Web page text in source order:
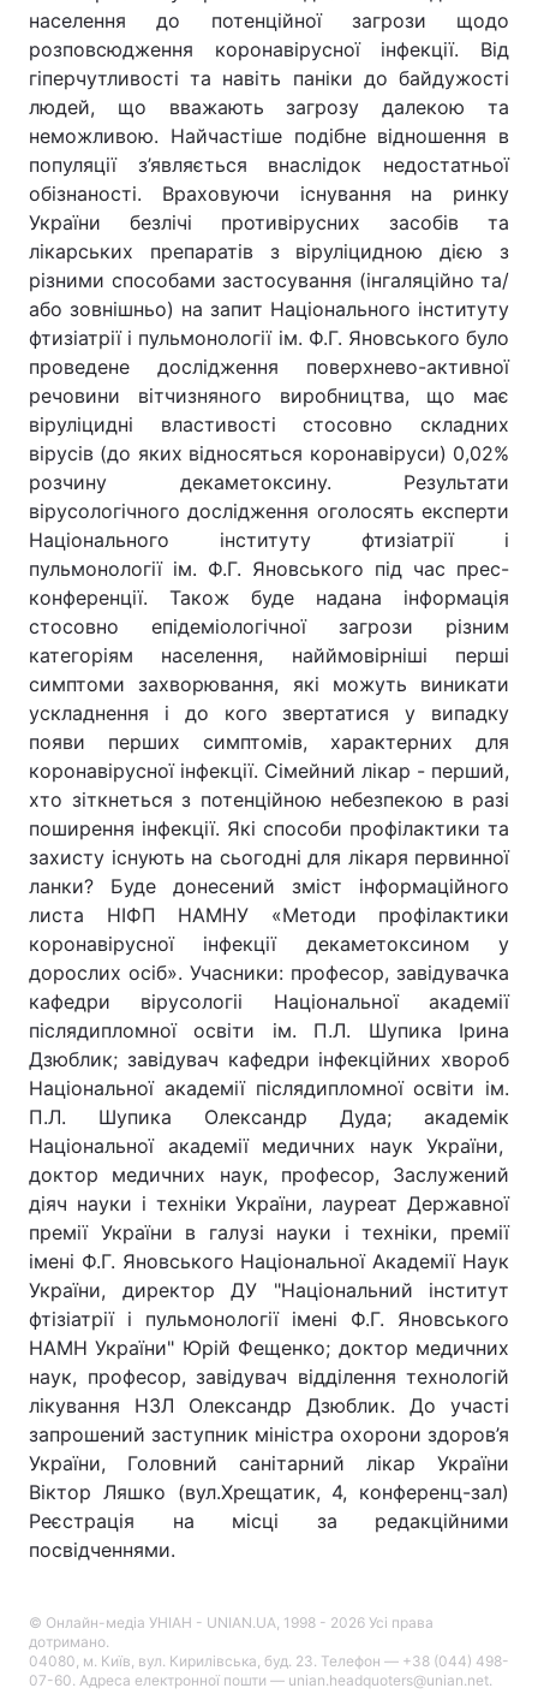
Головна Війна
Україна Політика
Економіка Світ
Спорт Наука
Техно і зв'язок Лайт
Зброя Інциденти
Здоров'я Туризм
Цікавинки Погода
Екологія Регіони
Лонгріди
Відео з Youtube Статті
Інтерв'ю Думки
Архів Вакансії
Контакти
Послуги
Тема оформлення
населення до потенційної загрози щодо
розповсюдження коронавірусної інфекції. Від
гіперчутливості та навіть паніки до байдужості
людей, що вважають загрозу далекою та
неможливою. Найчастіше подібне відношення в
популяції з’являється внаслідок недостатньої
обізнаності. Враховуючи існування на ринку
України безлічі противірусних засобів та
лікарських препаратів з віруліцидною дією з
різними способами застосування (інгаляційно та/
або зовнішньо) на запит Національного інституту
фтизіатрії і пульмонології ім. Ф.Г. Яновського було
проведене дослідження поверхнево-активної
речовини вітчизняного виробництва, що має
віруліцидні властивості стосовно складних
вірусів (до яких відносяться коронавіруси) 0,02%
розчину декаметоксину. Результати
вірусологічного дослідження оголосять експерти
Національного інституту фтизіатрії і
пульмонології ім. Ф.Г. Яновського під час прес-
конференції. Також буде надана інформація
стосовно епідеміологічної загрози різним
категоріям населення, найймовірніші перші
симптоми захворювання, які можуть виникати
ускладнення і до кого звертатися у випадку
появи перших симптомів, характерних для
коронавірусної інфекції. Сімейний лікар - перший,
хто зіткнеться з потенційною небезпекою в разі
поширення інфекції. Які способи профілактики та
захисту існують на сьогодні для лікаря первинної
ланки? Буде донесений зміст інформаційного
листа НІФП НАМНУ «Методи профілактики
коронавірусної інфекції декаметоксином у
дорослих осіб». Учасники: професор, завідувачка
кафедри вірусологіі Національної академії
післядипломної освіти ім. П.Л. Шупика Ірина
Дзюблик; завідувач кафедри інфекційних хвороб
Національної академії післядипломної освіти ім.
П.Л. Шупика Олександр Дуда; академік
Національної академії медичних наук України,
доктор медичних наук, професор, Заслужений
діяч науки і техніки України, лауреат Державної
премії України в галузі науки і техніки, премії
імені Ф.Г. Яновського Національної Академії Наук
України, директор ДУ "Національний інститут
фтізіатрії і пульмонології імені Ф.Г. Яновського
НАМН України" Юрій Фещенко; доктор медичних
наук, професор, завідувач відділення технологій
лікування НЗЛ Олександр Дзюблик. До участі
запрошений заступник міністра охорони здоров’я
України, Головний санітарний лікар України
Віктор Ляшко (вул.Хрещатик, 4, конференц-зал)
Реєстрація на місці за редакційними
посвідченнями.
© Онлайн-медіа УНІАН - UNIAN.UA, 1998 - 2026 Усі права
дотримано.
04080, м. Київ, вул. Кирилівська, буд. 23. Телефон — +38 (044) 498-
07-60. Адреса електронної пошти — unian.headquoters@unian.net.